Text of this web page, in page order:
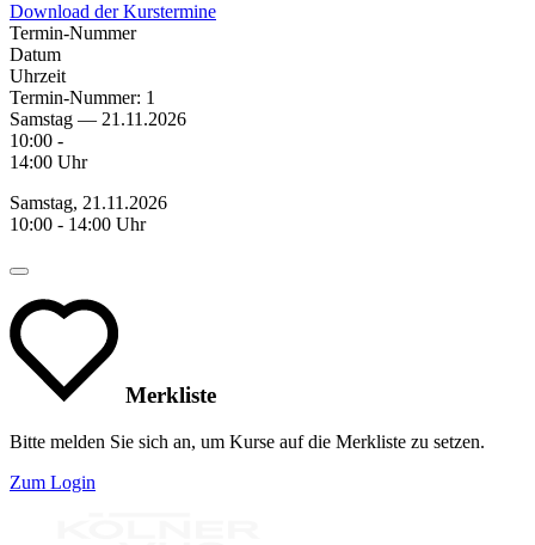
Download der Kurstermine
Termin-Nummer
Datum
Uhrzeit
Termin-Nummer: 1
Samstag — 21.11.2026
10:00 -
14:00 Uhr
Samstag, 21.11.2026
10:00 - 14:00 Uhr
Merkliste
Bitte melden Sie sich an, um Kurse auf die Merkliste zu setzen.
Zum Login